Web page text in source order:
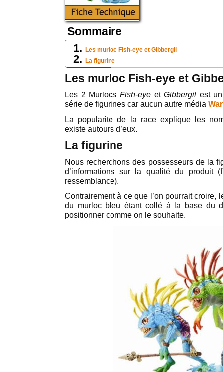
Sommaire
Les murloc Fish-eye et Gibbergil
La figurine
Les murloc Fish-eye et
Les 2 Murlocs Fish-eyeetGibbergil est
série de figurines car aucun autre média
La popularité de la race explique les
existe autours d’eux.
La figurine
Nous recherchons des possesseurs de la
d’informations sur la qualité du produit
ressemblance).
Contrairement à ce que l’on pourrait croire,
du murloc bleu étant collé à la base du
positionner comme on le souhaite.